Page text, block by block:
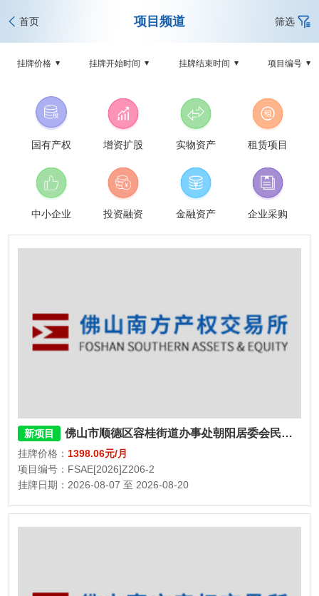
首页 项目频道 筛选
挂牌价格 挂牌开始时间 挂牌结束时间 项目编号
国有产权 增资扩股 实物资产 租赁项目
中小企业 投资融资 金融资产 企业采购
新项目 佛山市顺德区容桂街道办事处朝阳居委会民福街一巷1号2栋102房
挂牌价格： 1398.06元/月
项目编号：FSAE[2026]Z206-2
挂牌日期：2026-08-07 至 2026-08-20